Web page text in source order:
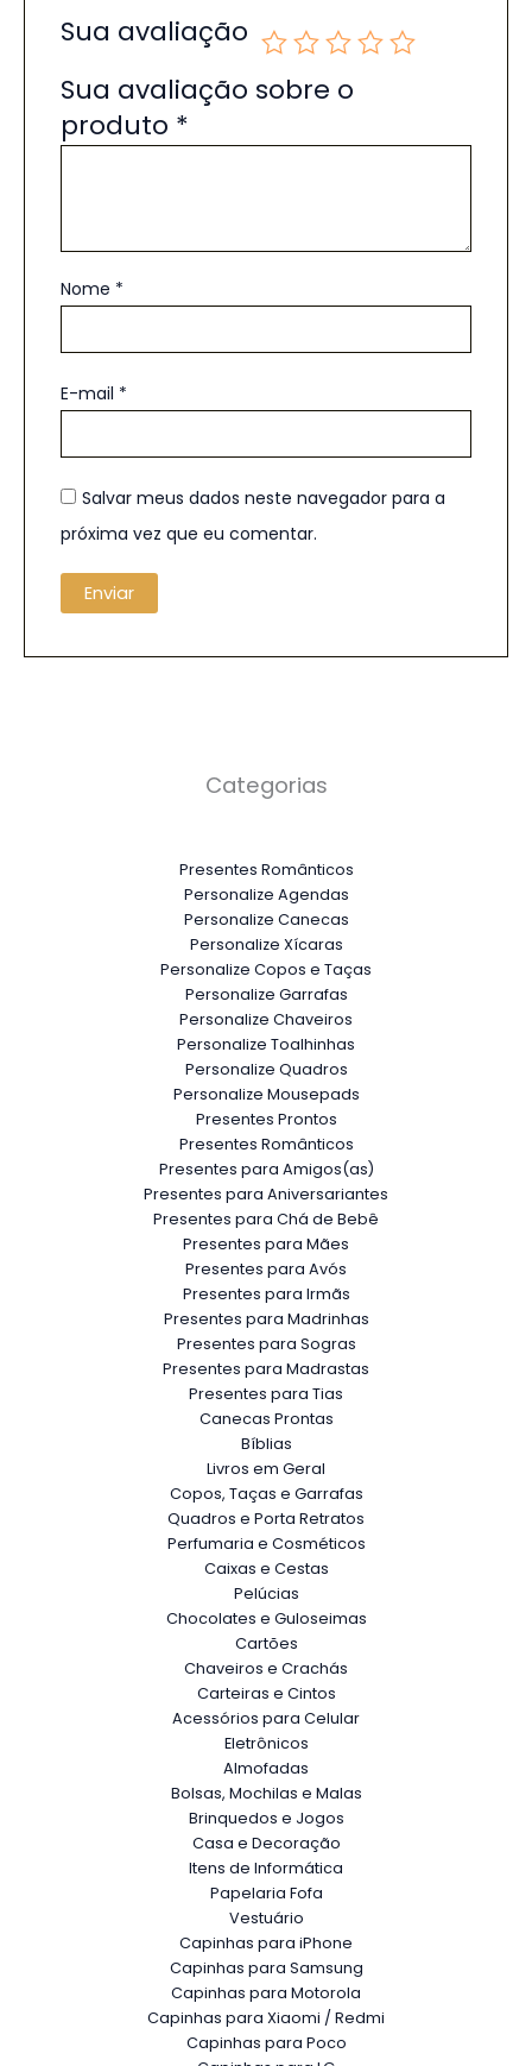
Sua avaliação
Sua avaliação sobre o
produto *
Nome *
E-mail *
Salvar meus dados neste navegador para a
próxima vez que eu comentar.
Categorias
Presentes Românticos
Personalize Agendas
Personalize Canecas
Personalize Xícaras
Personalize Copos e Taças
Personalize Garrafas
Personalize Chaveiros
Personalize Toalhinhas
Personalize Quadros
Personalize Mousepads
Presentes Prontos
Presentes Românticos
Presentes para Amigos(as)
Presentes para Aniversariantes
Presentes para Chá de Bebê
Presentes para Mães
Presentes para Avós
Presentes para Irmãs
Presentes para Madrinhas
Presentes para Sogras
Presentes para Madrastas
Presentes para Tias
Canecas Prontas
Bíblias
Livros em Geral
Copos, Taças e Garrafas
Quadros e Porta Retratos
Perfumaria e Cosméticos
Caixas e Cestas
Pelúcias
Chocolates e Guloseimas
Cartões
Chaveiros e Crachás
Carteiras e Cintos
Acessórios para Celular
Eletrônicos
Almofadas
Bolsas, Mochilas e Malas
Brinquedos e Jogos
Casa e Decoração
Itens de Informática
Papelaria Fofa
Vestuário
Capinhas para iPhone
Capinhas para Samsung
Capinhas para Motorola
Capinhas para Xiaomi / Redmi
Capinhas para Poco